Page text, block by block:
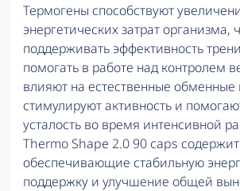
Термогены способствуют
энергетических затрат организма,
поддерживать эффективность
помогать в работе над контролем
влияют на естественные обменные
стимулируют активность и
усталость во время интенсивной
Thermo Shape 2.0 90 caps
обеспечивающие стабильную
поддержку и улучшение общей